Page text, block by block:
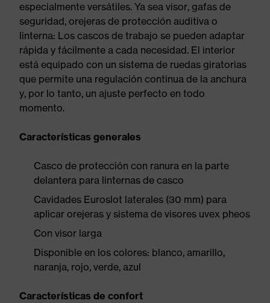
especialmente versátiles. Ya sea visor, gafas de
seguridad, orejeras de protección auditiva o
linterna: Los cascos de trabajo se pueden adaptar
rápida y fácilmente a cada necesidad. El interior
está equipado con un sistema de ruedas giratorias
que permite una regulación continua de la anchura
y, por lo tanto, un ajuste perfecto en todo
momento.
Características generales
Casco de protección con ranura en la parte
delantera para linternas de casco
Cavidades Euroslot laterales (30 mm) para
aplicar orejeras y sistema de visores uvex pheos
Con visor larga
Disponible en los colores: blanco, amarillo,
naranja, rojo, verde, azul
Características de confort